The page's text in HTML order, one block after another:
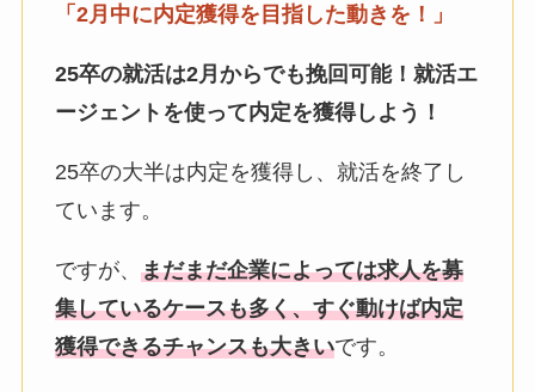
「2月中に内定獲得を目指した動きを！」
25卒の就活は2月からでも挽回可能！ 就活エ
ージェントを使って内定を獲得しよう！
25卒の大半は内定を獲得し、就活を終了し
ています。
ですが、 まだまだ企業によっては求人を募
集しているケースも多く、すぐ動けば内定
獲得できるチャンスも大きいです。